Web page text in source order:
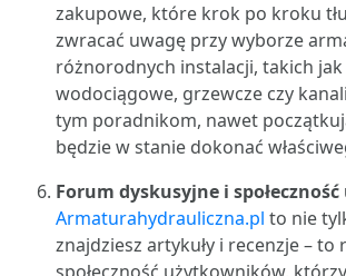
zakupowe, które krok po kroku
zwracać uwagę przy wyborze
różnorodnych instalacji, takich
wodociągowe, grzewcze czy
tym poradnikom, nawet
będzie w stanie dokonać
Forum dyskusyjne i
Armaturahydrauliczna.pl to nie
znajdziesz artykuły i recenzje – to